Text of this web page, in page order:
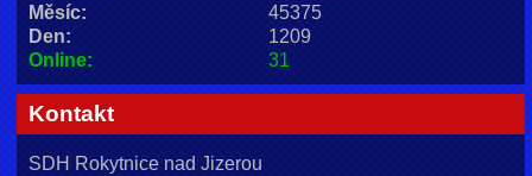
Online: 31
Měsíc:
45375
Den:
1209
Kontakt
SDH Rokytnice nad Jizerou